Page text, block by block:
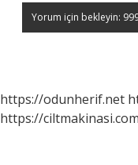
https://odunherif.net
https://